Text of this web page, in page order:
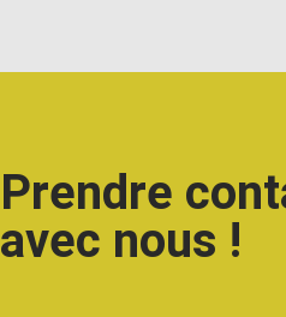
Prendre
avec nous !